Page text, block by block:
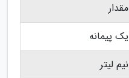
مقدار
یک پیمانه
نیم لیتر